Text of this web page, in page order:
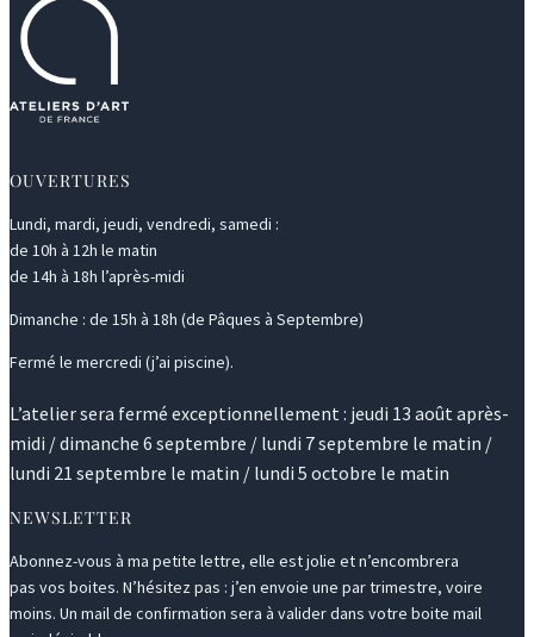
OUVERTURES
Lundi, mardi, jeudi, vendredi, samedi :
de 10h à 12h le matin
de 14h à 18h l’après-midi
Dimanche : de 15h à 18h (de Pâques à Septembre)
Fermé le mercredi (j’ai piscine).
L’atelier sera fermé exceptionnellement : jeudi 13 août après-
midi / dimanche 6 septembre / lundi 7 septembre le matin /
lundi 21 septembre le matin / lundi 5 octobre le matin
NEWSLETTER
Abonnez-vous à ma petite lettre, elle est jolie et n’encombrera
pas vos boites. N’hésitez pas : j’en envoie une par trimestre, voire
moins. Un mail de confirmation sera à valider dans votre boite mail